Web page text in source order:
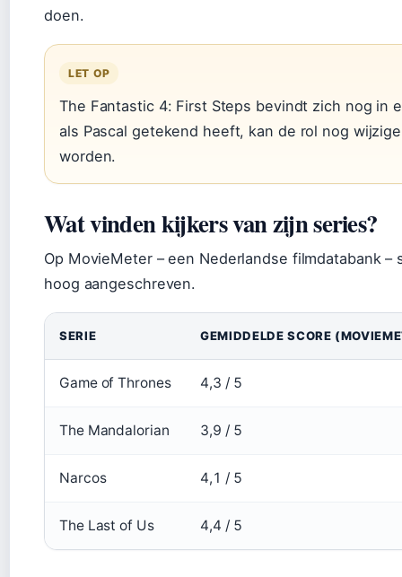
doen.
LET OP
The Fantastic 4: First Steps bevindt zich nog in
als Pascal getekend heeft, kan de rol nog
worden.
Wat vinden kijkers van zijn series?
Op MovieMeter – een Nederlandse filmdatabank –
hoog aangeschreven.
SERIE GEMIDDELDE SCORE
Game of Thrones 4,3 / 5
The Mandalorian 3,9 / 5
Narcos 4,1 / 5
The Last of Us 4,4 / 5